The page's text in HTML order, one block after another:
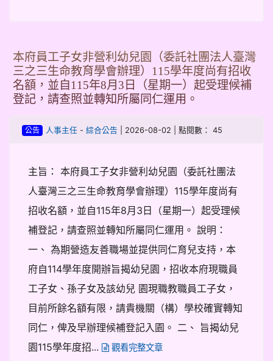
本府員工子女非營利幼兒園（委託社團法人臺灣
三之三生命教育學會辦理）115學年度尚有招收
名額，並自115年8月3日（星期一）起受理候補
登記，請查照並轉知所屬同仁運用。
公告 人事主任- 綜合公告 | 2026-08-02 | 點閱數： 45
主旨： 本府員工子女非營利幼兒園（委託社團法
人臺灣三之三生命教育學會辦理）115學年度尚有
招收名額，並自115年8月3日（星期一）起受理候
補登記，請查照並轉知所屬同仁運用。 說明：
一、 為期營造友善職場並提供同仁育兒支持，本
府自114學年度開辦旨揭幼兒園，招收本府現職員
工子女、孫子女及該幼兒 園現職教職員工子女，
目前所餘名額有限，請貴機關（構）學校確實轉知
同仁，俾及早辦理候補登記入園。 二、 旨揭幼兒
園115學年度招...
觀看完整文章